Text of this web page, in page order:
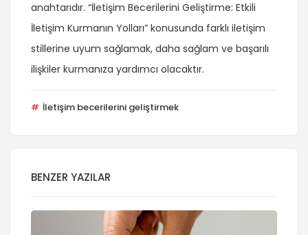
anahtarıdır. “İletişim Becerilerini Geliştirme: Etkili
İletişim Kurmanın Yolları” konusunda farklı iletişim
stillerine uyum sağlamak, daha sağlam ve başarılı
ilişkiler kurmanıza yardımcı olacaktır.
İletişim becerilerini geliştirmek
BENZER YAZILAR